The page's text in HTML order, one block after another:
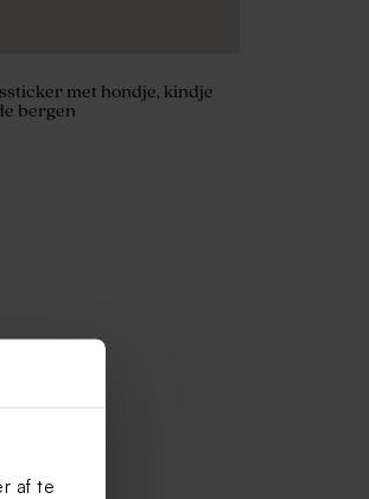
af te
met hondje, kindje
bergen